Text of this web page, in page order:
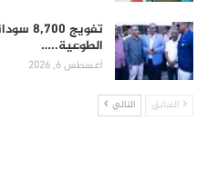
الطوعية..…
أغسطس 6, 2026
السابق التالي